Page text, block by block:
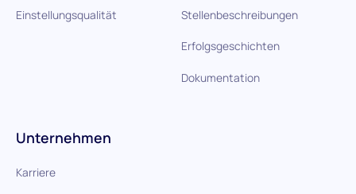
Einstellungsqualität Stellenbeschreibungen
Erfolgsgeschichten
Dokumentation
Unternehmen
Karriere